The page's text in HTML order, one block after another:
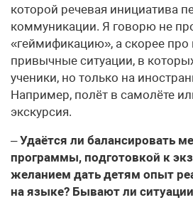
которой речевая инициатива
коммуникации. Я говорю не
«геймификацию», а скорее про
привычные ситуации, в
ученики, но только на
Например, полёт в самолёте
экскурсия.
–Удаётся ли балансировать
программы, подготовкой к
желанием дать детям опыт
на языке? Бывают ли